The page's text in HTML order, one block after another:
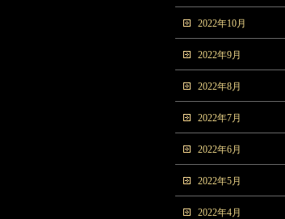
2022年10月
2022年9月
2022年8月
2022年7月
2022年6月
2022年5月
2022年4月